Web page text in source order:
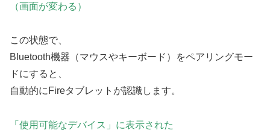
（画面が変わる）
この状態で、
Bluetooth機器（マウスやキーボード）をペアリングモー
ドにすると、
自動的にFireタブレットが認識します。
「使用可能なデバイス」に表示された